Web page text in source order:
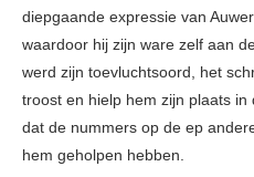
diepgaande expressie van
waardoor hij zijn ware zelf aan
werd zijn toevluchtsoord, het
troost en hielp hem zijn plaats
dat de nummers op de ep
hem geholpen hebben.